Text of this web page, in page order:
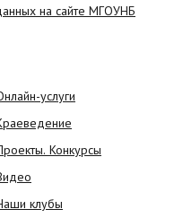
на сайте МГОУНБ
услуги
Конкурсы
клубы